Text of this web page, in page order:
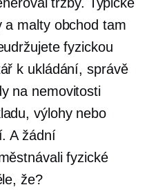
a maltyobchod tam
fyzickou
k ukládání, správě
na nemovitosti
výlohy nebo
A žádní
fyzické
že?